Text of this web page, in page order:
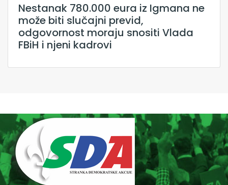
Nestanak 780.000 eura iz Igmana ne
može biti slučajni previd,
odgovornost moraju snositi Vlada
FBiH i njeni kadrovi